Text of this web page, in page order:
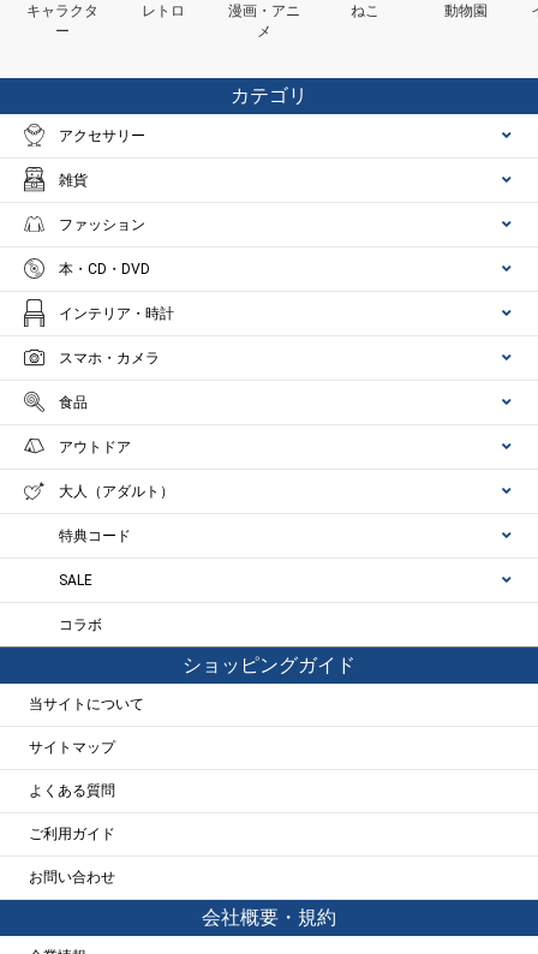
キャラクタ
ー
レトロ
漫画・アニ
メ
ねこ 動物園
カテゴリ
アクセサリー
雑貨
ファッション
本・CD・DVD
インテリア・時計
スマホ・カメラ
食品
アウトドア
大人（アダルト）
特典コード
SALE
コラボ
ショッピングガイド
当サイトについて
サイトマップ
よくある質問
ご利用ガイド
お問い合わせ
会社概要・規約